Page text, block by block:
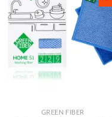
GREEN FIBER